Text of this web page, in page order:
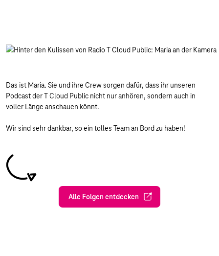
Das ist Maria. Sie und ihre Crew sorgen dafür, dass ihr unseren
Podcast der T Cloud Public nicht nur anhören, sondern auch in
voller Länge anschauen könnt.
Wir sind sehr dankbar, so ein tolles Team an Bord zu haben!
Alle Folgen entdecken